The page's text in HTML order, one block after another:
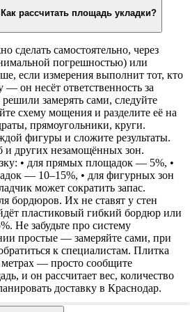
рассчитать площадь укладки?
сделать самостоятельно, через
погрешностью) или
если измерения выполнит тот, кто
— он несёт ответственность за
замерять сами, следуйте
схему мощения и разделите её на
прямоугольники, круги.
фигуры и сложите результаты.
других незамощённых зон.
• для прямых площадок — 5%, •
— 10–15%, • для фигурных зон
может сократить запас.
бордюров. Их не ставят у стен
пластиковый гибкий бордюр или
Не забудьте про систему
простые — замеряйте сами, при
к специалистам. Плитка
метрах — просто сообщите
и он рассчитает вес, количество
доставку в Краснодар.